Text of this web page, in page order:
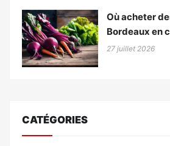
Où acheter
Bordeaux en
27 juillet 2026
CATÉGORIES